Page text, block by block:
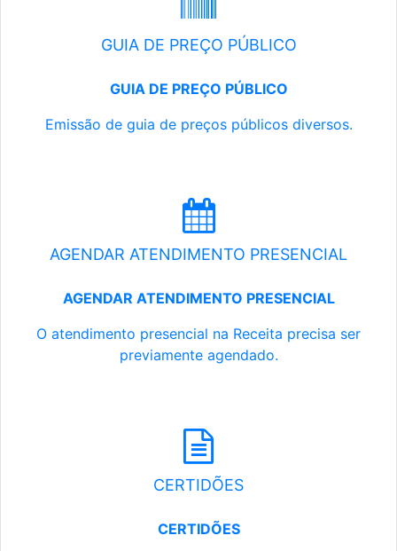
GUIA DE PREÇO PÚBLICO
GUIA DE PREÇO PÚBLICO
Emissão de guia de preços públicos diversos.
AGENDAR ATENDIMENTO PRESENCIAL
AGENDAR ATENDIMENTO PRESENCIAL
O atendimento presencial na Receita precisa ser
previamente agendado.
CERTIDÕES
CERTIDÕES